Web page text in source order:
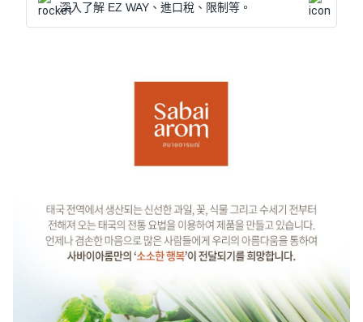
深入了解 EZ WAY、進口稅、限制等。